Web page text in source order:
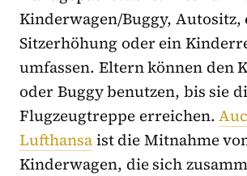
Kinderwagen/Buggy, Autositz,
Sitzerhöhung oder ein
umfassen. Eltern können den
oder Buggy benutzen, bis sie
Flugzeugtreppe erreichen.
Lufthansaist die Mitnahme
Kinderwagen, die sich